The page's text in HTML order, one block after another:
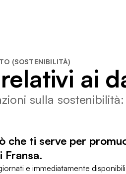
(SOSTENIBILITÀ)
ai
sulla
che ti serve per
e immediatamente